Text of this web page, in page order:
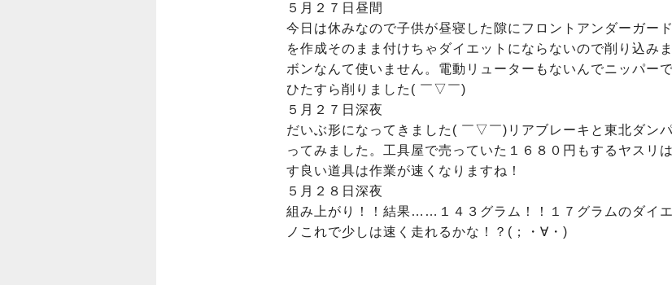
５月２７日昼間
今日は休みなので子供が昼寝した隙にフロントアンダーガー
を作成そのまま付けちゃダイエットにならないので削り込み
ボンなんて使いません。電動リューターもないんでニッパー
ひたすら削りました( ￣▽￣)
５月２７日深夜
だいぶ形になってきました( ￣▽￣)リアブレーキと東北ダン
ってみました。工具屋で売っていた１６８０円もするヤスリ
す良い道具は作業が速くなりますね！
５月２８日深夜
組み上がり！！結果……１４３グラム！！１７グラムのダイ
ノこれで少しは速く走れるかな！？(；・∀・)